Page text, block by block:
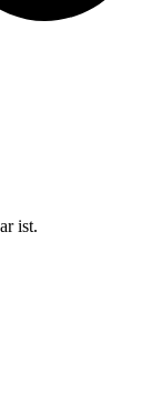
ist.